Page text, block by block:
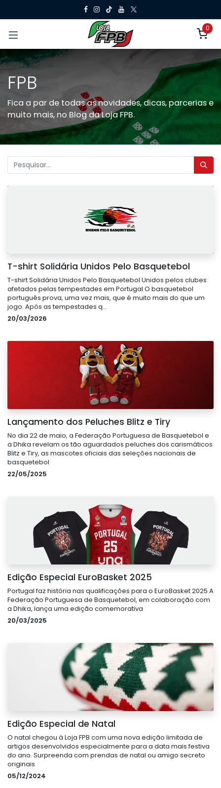
0
FPB
Fica a par de todas as novidades, dicas, parcerias e
muito mais, no Blog da Loja FPB.
T-shirt Solidária Unidos Pelo Basquetebol
T-shirt Solidária Unidos Pelo Basquetebol Unidos pelos clubes
afetados pelas tempestades em Portugal O basquetebol
português prova, uma vez mais, que é muito mais do que um
jogo. Após as tempestades q...
20/03/2026
Lançamento dos Peluches Blitz e Tiry
No dia 22 de maio, a Federação Portuguesa de Basquetebol e
a Dhika revelam os tão aguardados peluches dos carismáticos
Blitz e Tiry, as mascotes oficiais das seleções nacionais de
basquetebol
22/05/2025
Edição Especial EuroBasket 2025
Portugal faz história nas qualificações para o EuroBasket 2025 A
Federação Portuguesa de Basquetebol, em colaboração com
a Dhika, lança uma edição comemorativa
20/03/2025
Edição Especial de Natal
O natal chegou à Loja FPB com uma nova edição limitada de
artigos desenvolvidos especialmente para a data mais festiva
do ano. Surpreenda com prendas de natal ou amigo secreto
originais
05/12/2024